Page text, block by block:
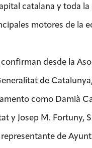
catalana y toda
motores de la
desde la
de
como Damià
y Josep M. Fortuny,
representante de